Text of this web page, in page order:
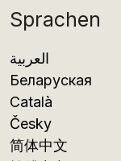
Sprachen
العربية
Беларуская
Català
Česky
简体中文